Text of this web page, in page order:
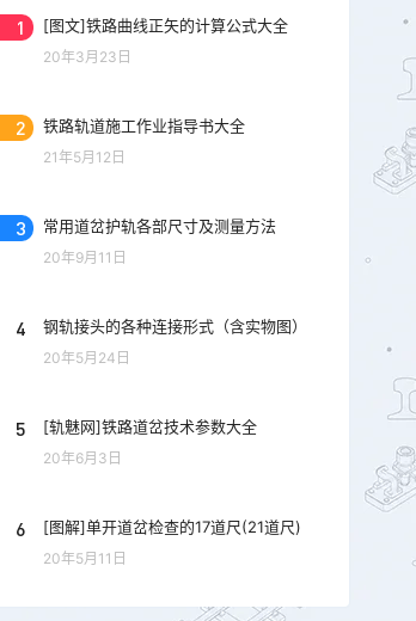
1 [图文]铁路曲线正矢的计算公式大全
20年3月23日
2 铁路轨道施工作业指导书大全
21年5月12日
3 常用道岔护轨各部尺寸及测量方法
20年9月11日
4 钢轨接头的各种连接形式（含实物图）
20年5月24日
5 [轨魅网]铁路道岔技术参数大全
20年6月3日
6 [图解]单开道岔检查的17道尺(21道尺)
20年5月11日